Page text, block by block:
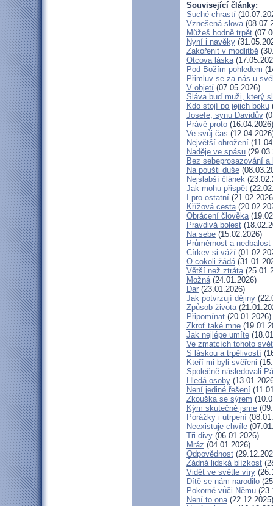
Související články:
Suché chrastí
Vznešená slova
Můžeš hodně trpět
Nyní i navěky
Zakořenit v modlitbě
Otcova láska
Pod Božím pohledem
Přimluv se za nás u
V objetí (07.05.2026)
Sláva buď muži, který
Kdo stojí po jejich boku
Josefe, synu Davidův
Právě proto (16.04.2026)
Ve svůj čas
Největší ohrožení
Naděje ve spásu
Bez sebeprosazování
Na poušti duše
Nejslabší článek
Jak mohu přispět
I pro ostatní
Křížová cesta
Obrácení člověka
Pravdivá bolest
Na sebe (15.02.2026)
Průměrnost a nedbalost
Církev si váží
O cokoli žádá
Větší než ztráta
Možná(24.01.2026)
Dar (23.01.2026)
Jak potvrzují dějiny
Způsob života
Připomínat (20.01.2026)
Zkroť také mne
Jak nejlépe umíte
Ve zmatcích tohoto
S láskou a trpělivostí
Kteří mi byli svěřeni
Společně následovali
Hledá osoby
Není jediné řešení
Zkouška se sýrem
Kým skutečně jsme
Porážky i utrpení
Neexistuje chvíle
Tři divy (06.01.2026)
Mráz (04.01.2026)
Odpovědnost
Žádná lidská blízkost
Vidět ve světle víry
Dítě se nám narodilo
Pokorné vůči Němu
Není to ona(22.12.2025)